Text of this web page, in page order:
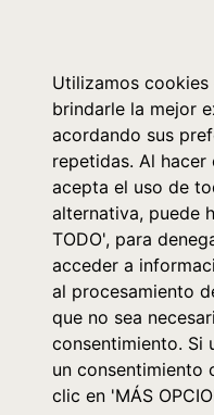
Utilizamos
brindarle la mejor
acordando sus
repetidas. Al hacer
acepta el uso de
alternativa, puede
TODO', para
acceder a
al procesamiento
que no sea
consentimiento. Si
un consentimiento
clic en 'MÁS